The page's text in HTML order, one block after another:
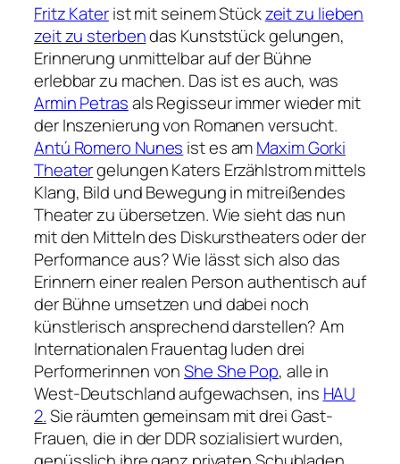
Fritz Katerist mit seinem Stückzeit zu lieben
zeit zu sterbendas Kunststück gelungen,
Erinnerung unmittelbar auf der Bühne
erlebbar zu machen. Das ist es auch, was
Armin Petrasals Regisseur immer wieder mit
der Inszenierung von Romanen versucht.
Antú Romero Nunes ist es amMaxim Gorki
Theatergelungen Katers Erzählstrom mittels
Klang, Bild und Bewegung in mitreißendes
Theater zu übersetzen. Wie sieht das nun
mit den Mitteln des Diskurstheaters oder der
Performance aus? Wie lässt sich also das
Erinnern einer realen Person authentisch auf
der Bühne umsetzen und dabei noch
künstlerisch ansprechend darstellen? Am
Internationalen Frauentag luden drei
Performerinnen vonShe She Pop, alle in
West-Deutschland aufgewachsen, ins HAU
2.Sie räumten gemeinsam mit drei Gast-
Frauen, die in der DDR sozialisiert wurden,